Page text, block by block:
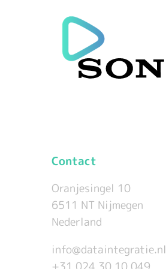
Contact
Oranjesingel 10
6511 NT Nijmegen
Nederland
info@dataintegratie.nl